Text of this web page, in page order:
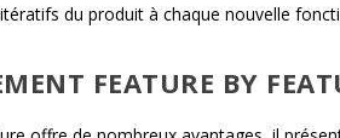
du produit à chaque nouvelle
FEATURE BY